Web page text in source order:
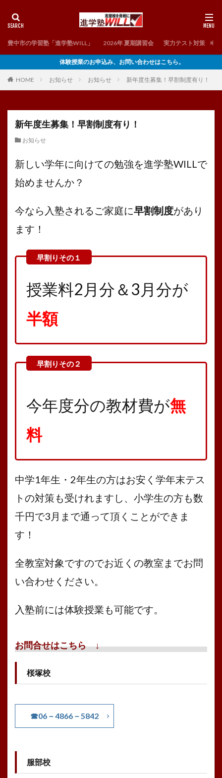
豊中市の学習塾「進学塾WILL」 2026年 夏期講習会 実力テスト対策 理
体験授業のお申込み、お問い合わせはこちら。
HOME お知らせ お知らせ 新年度生募集！早割制度有り！
新年度生募集！早割制度有り！
お知らせ
新しい学年に向けての勉強を進学塾WILLで
始めませんか？
今なら入塾されるご家庭に早割制度があり
ます！
授業料2月分＆3月分が
半額
今年度分の教材費が無
料
中学1年生・2年生の方はお安く学年末テス
トの対策も受けれますし、小学生の方も数
千円で3月まで通って頂くことができま
す！
全教室対象ですのでお近くの教室までお問
い合わせください。
入塾前には体験授業も可能です。
お問合せはこちら ↓
桜塚校
☎06－4866－5842
服部校